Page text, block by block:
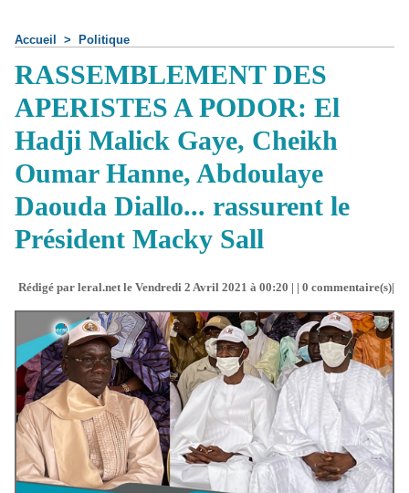
Accueil > Politique
RASSEMBLEMENT DES
APERISTES A PODOR: El
Hadji Malick Gaye, Cheikh
Oumar Hanne, Abdoulaye
Daouda Diallo... rassurent le
Président Macky Sall
Rédigé par leral.net le Vendredi 2 Avril 2021 à 00:20 | | 0 commentaire(s)|